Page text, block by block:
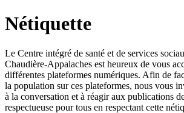
Nétiquette
Le Centre intégré de santé et de services
Chaudière-Appalaches est heureux de vous
différentes plateformes numériques. Afin de
la population sur ces plateformes, nous vous
à la conversation et à réagir aux publications
respectueuse pour tous en respectant cette